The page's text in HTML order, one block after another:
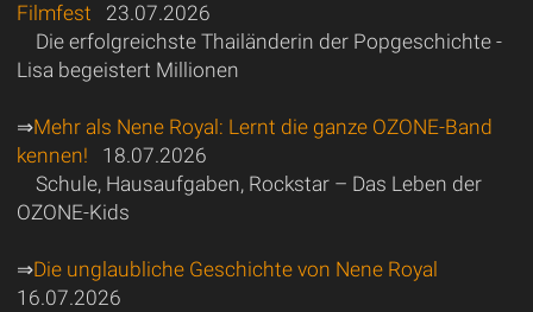
Filmfest 23.07.2026
Die erfolgreichste Thailänderin der Popgeschichte -
Lisa begeistert Millionen
⇒Mehr als Nene Royal: Lernt die ganze OZONE-Band
kennen! 18.07.2026
Schule, Hausaufgaben, Rockstar – Das Leben der
OZONE-Kids
⇒Die unglaubliche Geschichte von Nene Royal
16.07.2026